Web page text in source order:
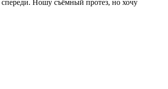
Ношу съёмный протез, но хочу